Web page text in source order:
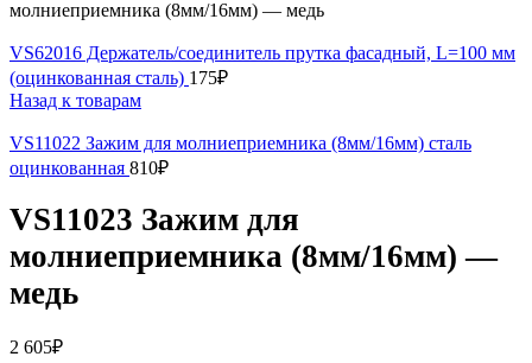
молниеприемника (8мм/16мм) — медь
VS62016 Держатель/соединитель прутка фасадный, L=100 мм
(оцинкованная сталь) 175₽
Назад к товарам
VS11022 Зажим для молниеприемника (8мм/16мм) сталь
оцинкованная 810₽
VS11023 Зажим для
молниеприемника (8мм/16мм) —
медь
2 605₽